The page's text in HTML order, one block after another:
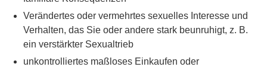
Verändertes oder vermehrtes sexuelles Interesse und
Verhalten, das Sie oder andere stark beunruhigt, z. B.
ein verstärkter Sexualtrieb
unkontrolliertes maßloses Einkaufen oder